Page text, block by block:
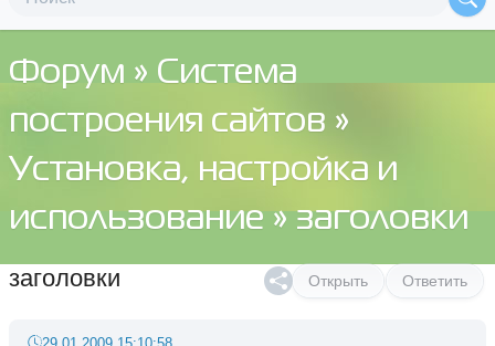
Форум » Система
построения сайтов »
Установка, настройка и
использование» заголовки
Открыть Ответить
заголовки
29.01.2009 15:10:58